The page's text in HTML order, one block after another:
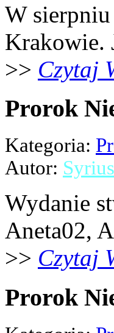
W
Krakowie.
>> Czytaj
Prorok
Kategoria:
Autor:
Wydanie
Aneta02,
>> Czytaj
Prorok